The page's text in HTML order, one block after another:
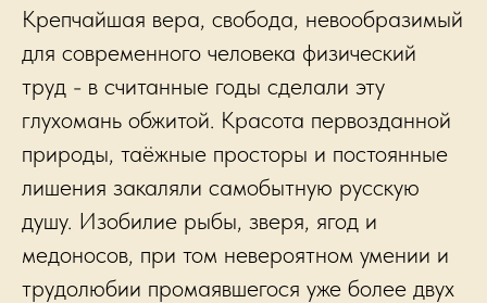
Крепчайшая вера, свобода, невообразимый
для современного человека физический
труд - в считанные годы сделали эту
глухомань обжитой. Красота первозданной
природы, таёжные просторы и постоянные
лишения закаляли самобытную русскую
душу. Изобилие рыбы, зверя, ягод и
медоносов, при том невероятном умении и
трудолюбии промаявшегося уже более двух